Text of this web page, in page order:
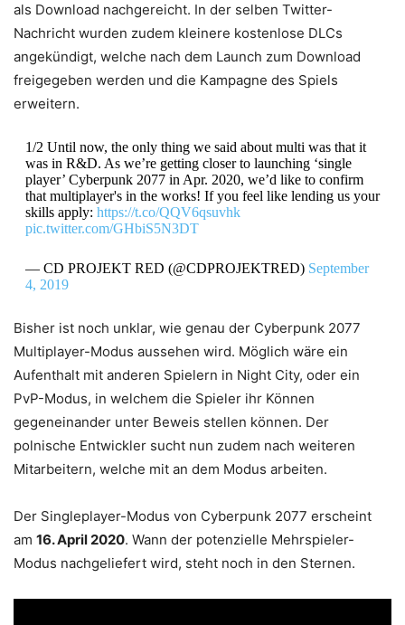
als Download nachgereicht. In der selben Twitter-
Nachricht wurden zudem kleinere kostenlose DLCs
angekündigt, welche nach dem Launch zum Download
freigegeben werden und die Kampagne des Spiels
erweitern.
1/2 Until now, the only thing we said about multi was that it
was in R&D. As we’re getting closer to launching ‘single
player’ Cyberpunk 2077 in Apr. 2020, we’d like to confirm
that multiplayer's in the works! If you feel like lending us your
skills apply: https://t.co/QQV6qsuvhk
pic.twitter.com/GHbiS5N3DT
— CD PROJEKT RED (@CDPROJEKTRED) September
4, 2019
Bisher ist noch unklar, wie genau der Cyberpunk 2077
Multiplayer-Modus aussehen wird. Möglich wäre ein
Aufenthalt mit anderen Spielern in Night City, oder ein
PvP-Modus, in welchem die Spieler ihr Können
gegeneinander unter Beweis stellen können. Der
polnische Entwickler sucht nun zudem nach weiteren
Mitarbeitern, welche mit an dem Modus arbeiten.
Der Singleplayer-Modus von Cyberpunk 2077 erscheint
am 16. April 2020. Wann der potenzielle Mehrspieler-
Modus nachgeliefert wird, steht noch in den Sternen.